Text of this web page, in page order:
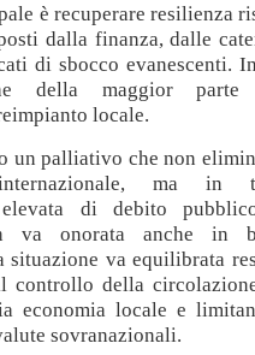
è recuperare resilienza
dalla finanza, dalle
di sbocco evanescenti.
della maggior
locale.
un palliativo che non
ma
di debito
va onorata anche in
situazione va equilibrata
controllo della
economia locale e
sovranazionali.